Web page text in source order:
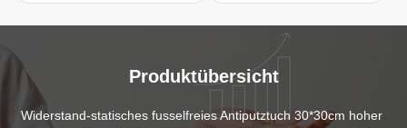
Produktübersicht
Widerstand-statisches fusselfreies Antiputztuch 30*30cm hoher